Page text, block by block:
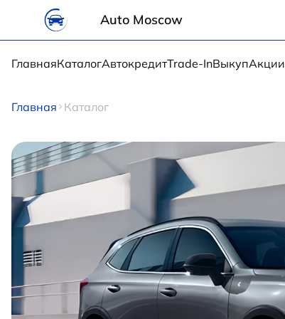
Auto Moscow
ГлавнаяКаталогАвтокредитTrade-InВыкупАкции
Главная Каталог